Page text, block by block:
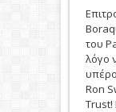
του
λόγο
Ron
Trust!